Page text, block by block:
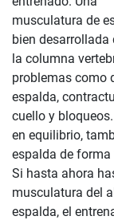
musculatura de
bien desarrollada
la columna
problemas como
espalda,
cuello y
en equilibrio,
espalda de
Si hasta ahora
musculatura del
espalda, el